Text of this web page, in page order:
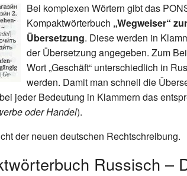
Bei komplexen Wörtern gibt das
Kompaktwörterbuch „Wegweiser“
Übersetzung. Diese werden in
der Übersetzung angegeben. Zum
Wort „Geschäft“ unterschiedlich in
werden. Damit man schnell die
jeder Bedeutung in Klammern das
oder Handel).
der neuen deutschen Rechtschreibung.
Russisch –